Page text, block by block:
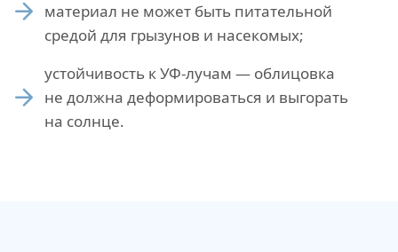
материал не может быть питательной
средой для грызунов и насекомых;
устойчивость к УФ-лучам — облицовка
не должна деформироваться и выгорать
на солнце.